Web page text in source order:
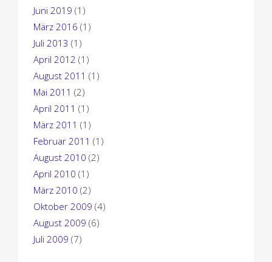
Juni 2019 (1)
März 2016 (1)
Juli 2013 (1)
April 2012 (1)
August 2011 (1)
Mai 2011 (2)
April 2011 (1)
März 2011 (1)
Februar 2011 (1)
August 2010 (2)
April 2010 (1)
März 2010 (2)
Oktober 2009 (4)
August 2009 (6)
Juli 2009 (7)